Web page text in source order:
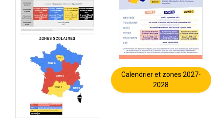
Calendrier et zones 2027-
2028